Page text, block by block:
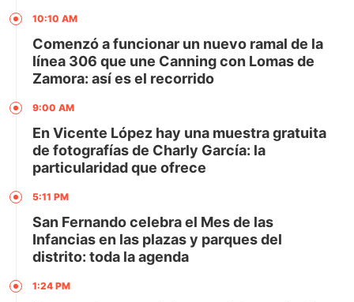
10:10 AM
Comenzó a funcionar un nuevo ramal de la
línea 306 que une Canning con Lomas de
Zamora: así es el recorrido
9:00 AM
En Vicente López hay una muestra gratuita
de fotografías de Charly García: la
particularidad que ofrece
5:11 PM
San Fernando celebra el Mes de las
Infancias en las plazas y parques del
distrito: toda la agenda
1:24 PM